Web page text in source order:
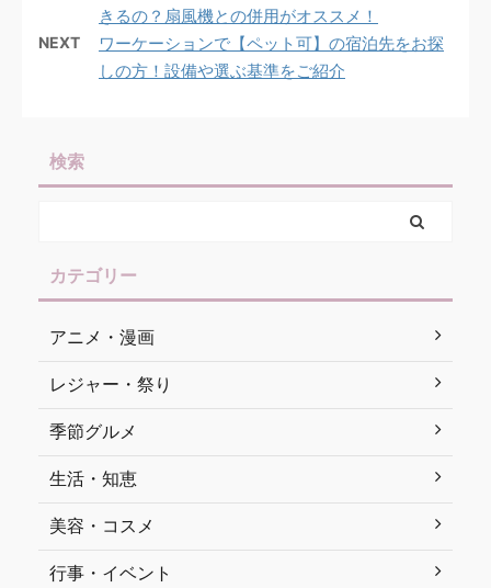
きるの？扇風機との併用がオススメ！
NEXT
ワーケーションで【ペット可】の宿泊先をお探
しの方！設備や選ぶ基準をご紹介
検索
カテゴリー
アニメ・漫画
レジャー・祭り
季節グルメ
生活・知恵
美容・コスメ
行事・イベント